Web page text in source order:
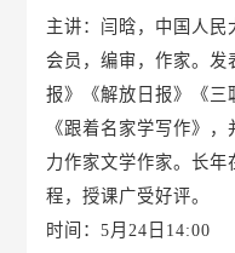
主讲：闫晗，中国人
会员，编审，作家。发
报》《解放日报》《三
《跟着名家学写作》
力作家文学作家。长
程，授课广受好评。
时间：5月24日14:00